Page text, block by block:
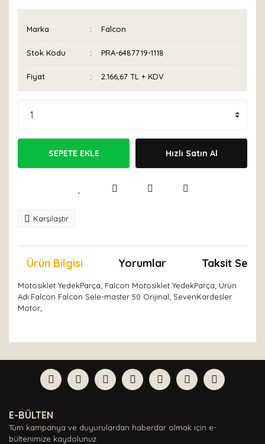
Marka Falcon
Stok Kodu PRA-6487719-1118
Fiyat 2.166,67 TL + KDV
SEPETE EKLE Hızlı Satın Al
Karşılaştır
Ürün Bilgisi Yorumlar Taksit
Motosiklet YedekParça; Falcon Motosiklet YedekParça; Ürün
Adi:Falcon Falcon Sele-master 50 Orijinal; SevenKardesler
Motor;
Yorum Yaz
formunu kullanarak tarafımıza iletebilirsiniz.
Görüş ve önerileriniz için teşekkür ederiz.
Ürün açıklamasında eksik bilgiler bulunuyor.
Ürün bilgilerinde hatalar bulunuyor.
E-BÜLTEN
Tüm kampanya ve duyurulardan haberdar olmak için e-
bültenimize kaydolunuz.